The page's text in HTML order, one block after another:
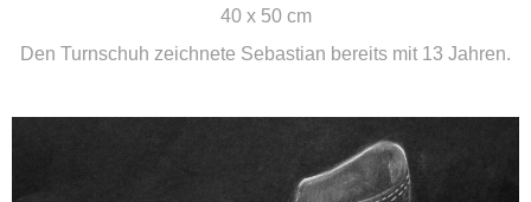
40 x 50 cm
Den Turnschuh zeichnete Sebastian bereits mit 13 Jahren.